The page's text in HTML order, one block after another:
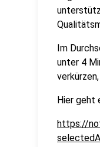
Im
unter 4
Hier geht
https://